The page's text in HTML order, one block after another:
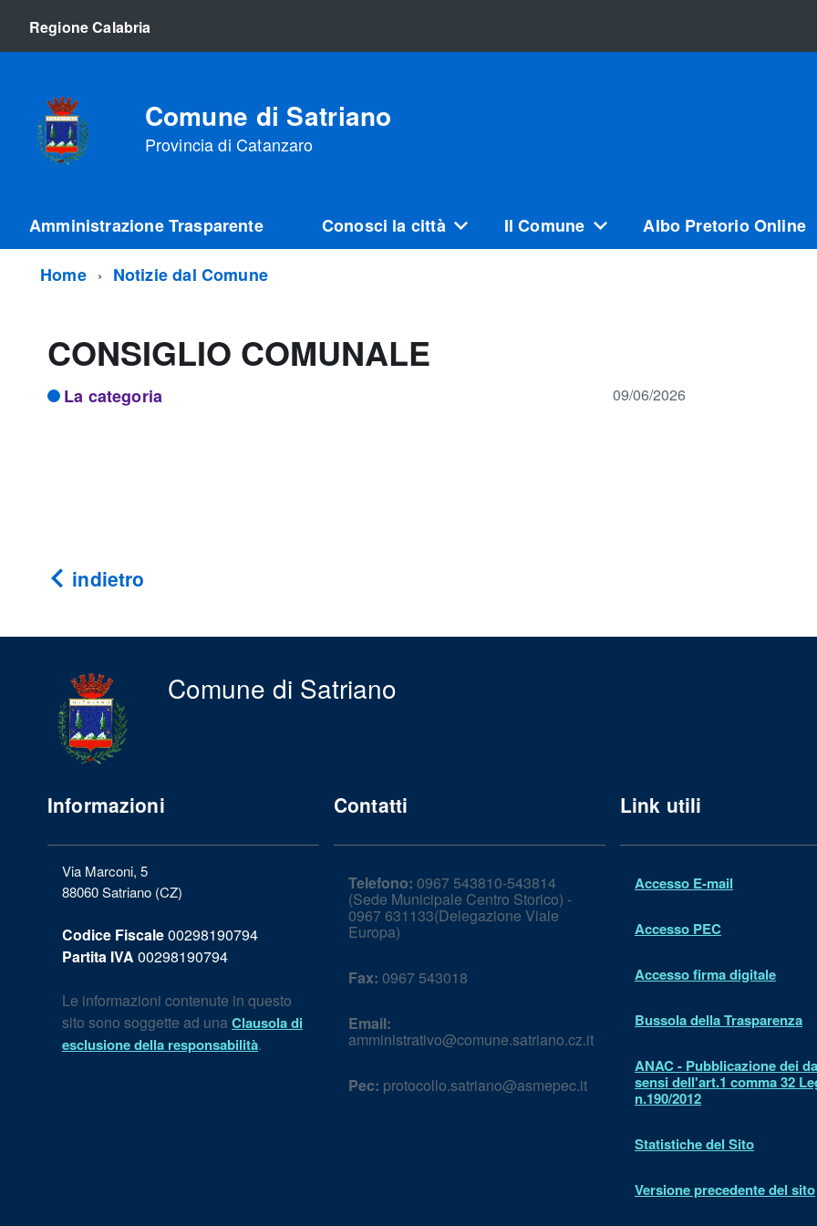
Regione Calabria
Comune di Satriano
Provincia di Catanzaro
Amministrazione Trasparente Conosci la città Il Comune Albo Pretorio Online
Home Notizie dal Comune
CONSIGLIO COMUNALE
La categoria 09/06/2026
indietro
Comune di Satriano
Informazioni
Via Marconi, 5
88060 Satriano (CZ)
Codice Fiscale00298190794
Partita IVA 00298190794
Le informazioni contenute in questo
sito sono soggette ad unaClausola di
esclusione della responsabilità.
Contatti
Telefono: 0967 543810-543814
(Sede Municipale Centro Storico) -
0967 631133(Delegazione Viale
Europa)
Fax: 0967 543018
Email:
amministrativo@comune.satriano.cz.it
Pec: protocollo.satriano@asmepec.it
Link utili
Accesso E-mail
Accesso PEC
Accesso firma digitale
Bussola della Trasparenza
ANAC - Pubblicazione dei
sensi dell'art.1 comma 32
n.190/2012
Statistiche del Sito
Versione precedente del sito